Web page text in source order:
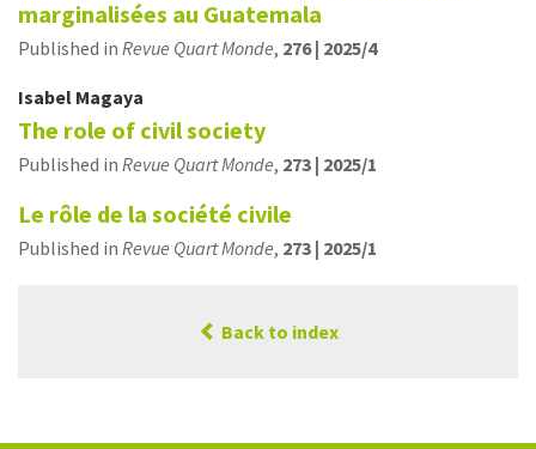
marginalisées au Guatemala
Published in Revue Quart Monde, 276 | 2025/4
Isabel Magaya
The role of civil society
Published in Revue Quart Monde, 273 | 2025/1
Le rôle de la société civile
Published in Revue Quart Monde, 273 | 2025/1
Back to index